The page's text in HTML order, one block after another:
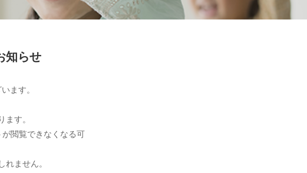
知らせ
ます。
す。
閲覧できなくなる可
ません。